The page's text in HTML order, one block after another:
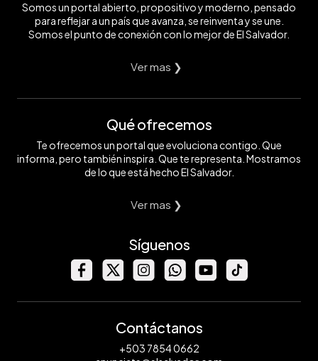
Somos un portal abierto, propositivo y moderno, pensado
para reflejar a un país que avanza, se reinventa y se une.
Somos el punto de conexión con lo mejor de El Salvador.
Ver mas ❯
Qué ofrecemos
Te ofrecemos un portal que evoluciona contigo. Que
informa, pero también inspira. Que te representa. Mostramos
de lo que está hecho El Salvador.
Ver mas ❯
Síguenos
Contáctanos
+503 7854 0662